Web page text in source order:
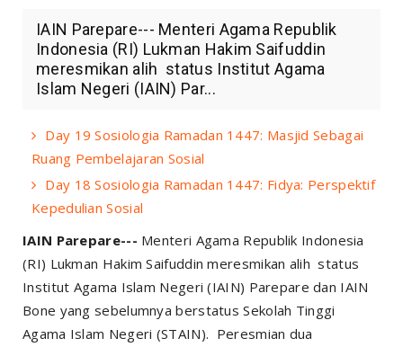
IAIN Parepare--- Menteri Agama Republik
Indonesia (RI) Lukman Hakim Saifuddin
meresmikan alih status Institut Agama
Islam Negeri (IAIN) Par...
Day 19 Sosiologia Ramadan 1447: Masjid Sebagai
Ruang Pembelajaran Sosial
Day 18 Sosiologia Ramadan 1447: Fidya: Perspektif
Kepedulian Sosial
IAIN Parepare--- Menteri Agama Republik Indonesia
(RI) Lukman Hakim Saifuddin meresmikan alih status
Institut Agama Islam Negeri (IAIN) Parepare dan IAIN
Bone yang sebelumnya berstatus Sekolah Tinggi
Agama Islam Negeri (STAIN). Peresmian dua